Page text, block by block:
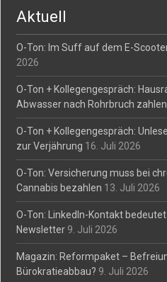
Aktuell
O-Ton: Im Suff auf dem E-
2026
O-Ton + Kollegengespräch:
Abwasser nach Rohrbruch zahlen
O-Ton + Kollegengespräch:
zur Verjährung 16. Juli 2026
O-Ton: Versicherung muss bei
Cannabis bezahlen 13. Juli 2026
O-Ton: LinkedIn-Kontakt
Newsletter 9. Juli 2026
Magazin: Reformpaket –
Bürokratieabbau? 9. Juli 2026